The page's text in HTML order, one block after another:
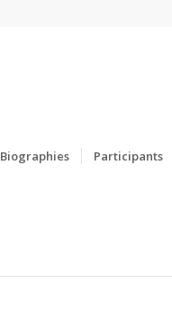
Biographies Participants